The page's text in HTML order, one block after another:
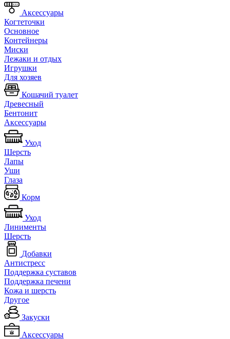
Аксессуары
Когтеточки
Основное
Контейнеры
Миски
Лежаки и отдых
Игрушки
Для хозяев
Кошачий туалет
Древесный
Бентонит
Аксессуары
Уход
Шерсть
Лапы
Уши
Глаза
Корм
Уход
Линименты
Шерсть
Добавки
Антистресс
Поддержка суставов
Поддержка печени
Кожа и шерсть
Другое
Закуски
Аксессуары